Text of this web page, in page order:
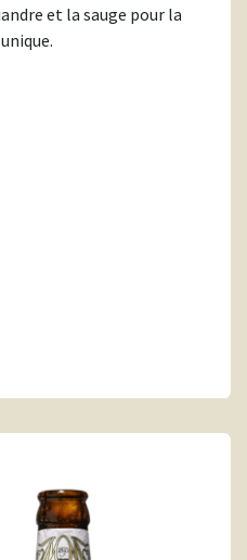
et la sauge pour la